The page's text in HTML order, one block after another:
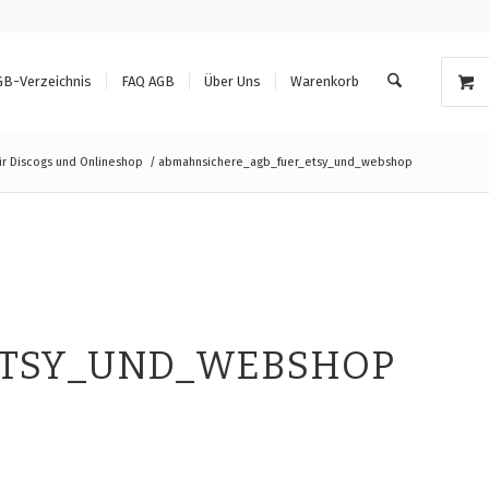
Verzeichnis FAQ AGB Über Uns Warenkorb
Discogs und Onlineshop / abmahnsichere_agb_fuer_etsy_und_webshop